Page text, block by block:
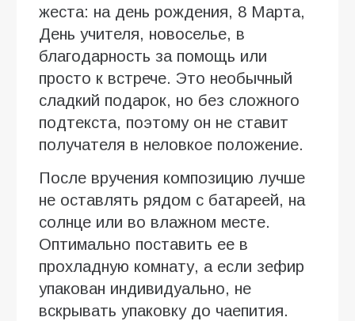
жеста: на день рождения, 8 Марта,
День учителя, новоселье, в
благодарность за помощь или
просто к встрече. Это необычный
сладкий подарок, но без сложного
подтекста, поэтому он не ставит
получателя в неловкое положение.
После вручения композицию лучше
не оставлять рядом с батареей, на
солнце или во влажном месте.
Оптимально поставить ее в
прохладную комнату, а если зефир
упакован индивидуально, не
вскрывать упаковку до чаепития.